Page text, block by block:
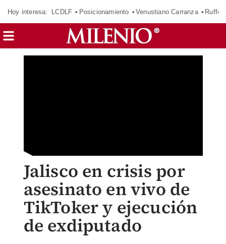
Hoy interesa: LCDLF Posicionamiento Venustiano Carranza Ruffo
Jalisco en crisis por
asesinato en vivo de
TikToker y ejecución
de exdiputado